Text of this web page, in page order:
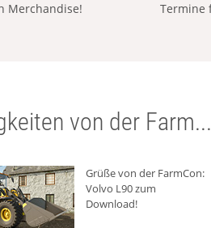
Merchandise!
Termine
von der Farm...
Grüße von der FarmCon:
Volvo L90 zum
Download!